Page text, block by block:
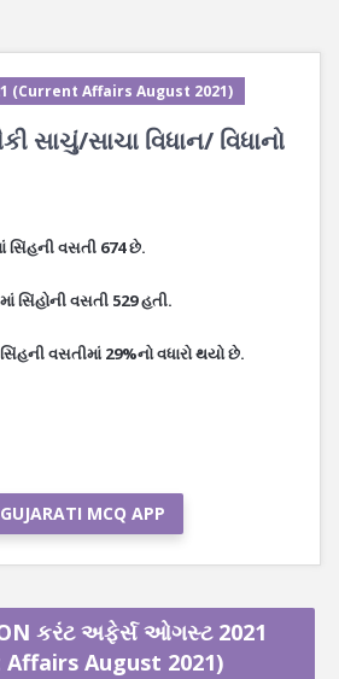
(Current Affairs August 2021)
સાચું/સાચા વિધાન/ વિધાનો
સિંહની વસતી 674 છે.
સિંહોની વસતી 529 હતી.
વસતીમાં 29%નો વધારો થયો છે.
MCQ APP
કરંટ અફેર્સ ઓગસ્ટ 2021
August 2021)